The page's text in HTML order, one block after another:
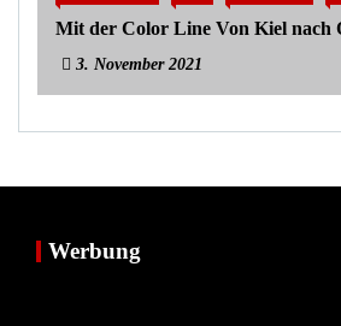
Mit der Color Line Von Kiel nach
3. November 2021
Werbung